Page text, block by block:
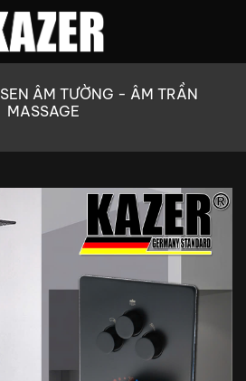
SEN ÂM TƯỜNG - ÂM TRẦN
MASSAGE